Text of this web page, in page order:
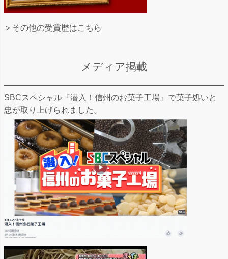
＞その他の受賞歴はこちら
メディア掲載
SBCスペシャル『潜入！信州のお菓子工場』で菓子処いと
忠が取り上げられました。